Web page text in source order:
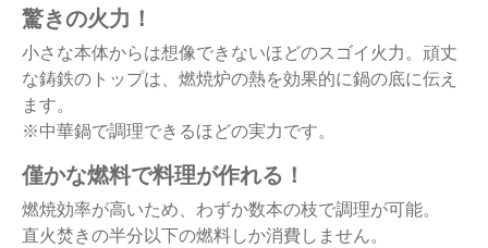
驚きの火力！
小さな本体からは想像できないほどのスゴイ火力。頑丈
な鋳鉄のトップは、燃焼炉の熱を効果的に鍋の底に伝え
ます。
※中華鍋で調理できるほどの実力です。
僅かな燃料で料理が作れる！
燃焼効率が高いため、わずか数本の枝で調理が可能。
直火焚きの半分以下の燃料しか消費しません。